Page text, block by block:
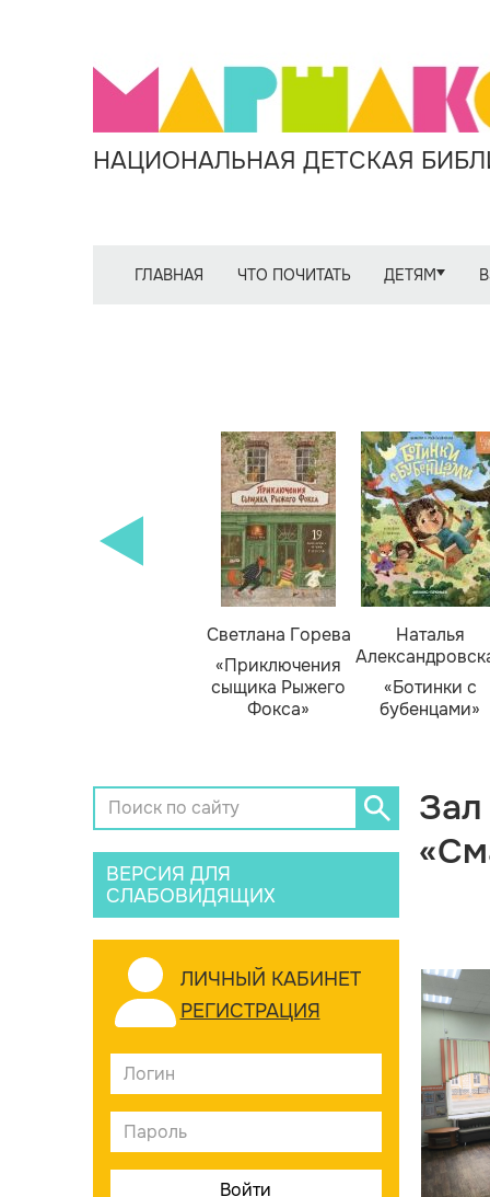
НАЦИОНАЛЬНАЯ ДЕТСКАЯ
ГЛАВНАЯ ЧТО ПОЧИТАТЬ ДЕТЯМ
Светлана Горева
«Приключения
сыщика Рыжего
Фокса»
Наталья
«Ботинки с
бубенцами»
ВЕРСИЯ ДЛЯ
СЛАБОВИДЯЩИХ
ЛИЧНЫЙ КАБИНЕТ
РЕГИСТРАЦИЯ